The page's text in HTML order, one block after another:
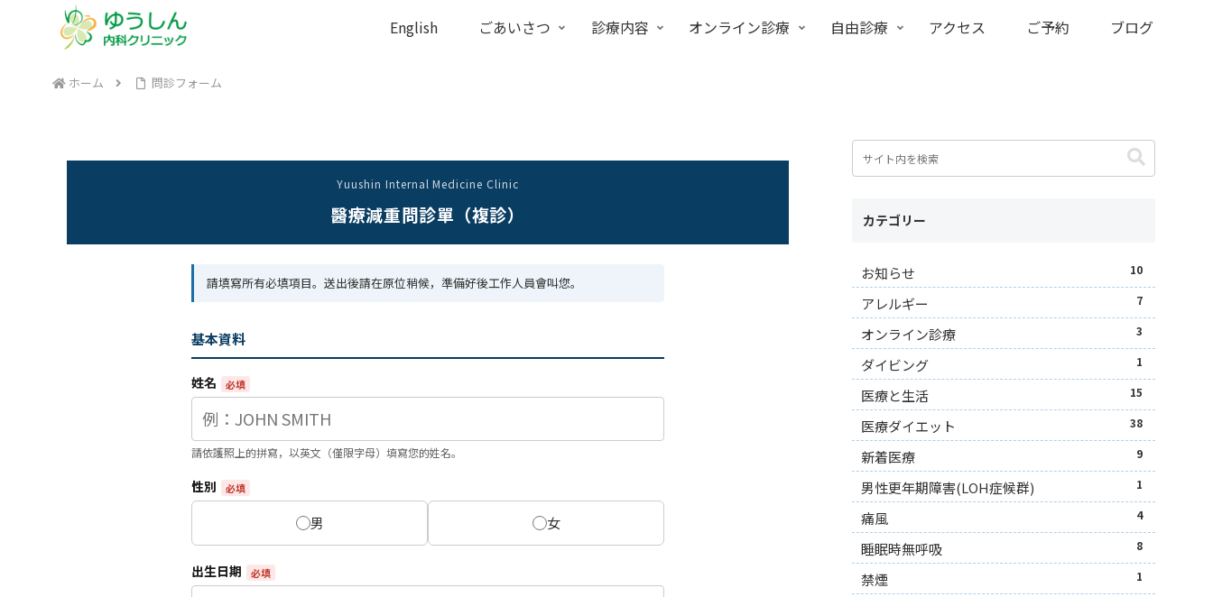
English ごあいさつ 診療内容 オンライン診療 自由診療 アクセス ご予約 ブログ
ホーム 問診フォーム
Yuushin Internal Medicine Clinic
醫療減重問診單（複診）
請填寫所有必填項目。送出後請在原位稍候，準備好後工作人員會叫您。
基本資料
姓名 必填
請依護照上的拼寫，以英文（僅限字母）填寫您的姓名。
性別 必填
男 女
出生日期 必填
カテゴリー
お知らせ 10
アレルギー 7
オンライン診療 3
ダイビング 1
医療と生活 15
医療ダイエット 38
新着医療 9
男性更年期障害(LOH症候群) 1
痛風 4
睡眠時無呼吸 8
禁煙 1